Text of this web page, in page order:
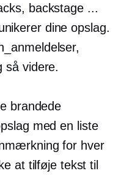
backstage ...
dine opslag.
så videre.
brandede
med en liste
for hver
at tilføje tekst til